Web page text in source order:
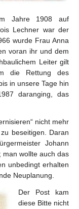
Jahre 1908 auf
Lechner war der
wurde Frau Anna
voran ihr und dem
Leiter gilt
die Rettung des
in unsere Tage hin
daranging, das
nicht mehr
beseitigen. Daran
Johann
man wollte auch das
unbedingt erhalten
Neuplanung.
Der Post kam
diese Bitte nicht